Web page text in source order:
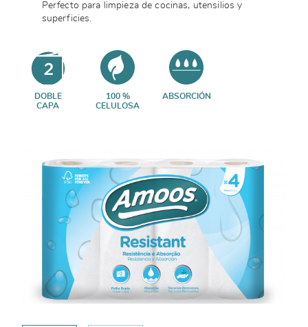
Perfecto para limpieza de cocinas, utensilios y
superficies.
DOBLE
CAPA
100 %
CELULOSA
ABSORCIÓN